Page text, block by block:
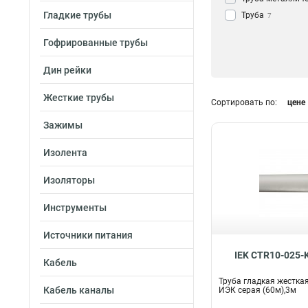
Гладкие трубы
Гофрированные трубы
Дин рейки
Жесткие трубы
Зажимы
Изолента
Изоляторы
Инструменты
Источники питания
Кабель
Кабель каналы
Труба 7
Сортировать по: цене
IEK CTR10-025-
Труба гладкая
ИЭК серая (60м),3м